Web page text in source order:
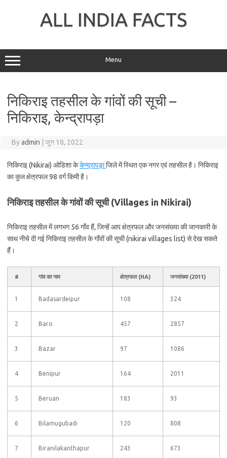
ALL INDIA FACTS
Menu
निकिराइ तहसील के गांवों की सूची –
निकिराइ, केन्द्रापड़ा
Byadmin जून 18, 2022
निकिराइ (Nikirai) ओडिशा केकेन्द्रापड़ाजिले में स्थित एक नगर एवं तहसील है। निकिराइ
का कुल क्षेत्रफल 98 वर्ग किमी है।
निकिराइ तहसील के गांवों की सूची (Villages in Nikirai)
निकिराइ तहसील में लगभग 56 गाँव हैं, जिन्हें आप क्षेत्रफल और जनसंख्या की जानकारी के
साथ नीचे दी गई निकिराइ तहसील के गाँवों की सूची (nikirai villages list) से देख सकते
हैं।
# गांव का नाम क्षेत्रफल (HA) जनसंख्या (2011)
1 Badasardeipur 108 324
2 Baro 457 2857
3 Bazar 97 1086
4 Benipur 164 2011
5 Beruan 183 93
6 Bilamugubadi 120 808
7 Biranilakanthapur 243 673